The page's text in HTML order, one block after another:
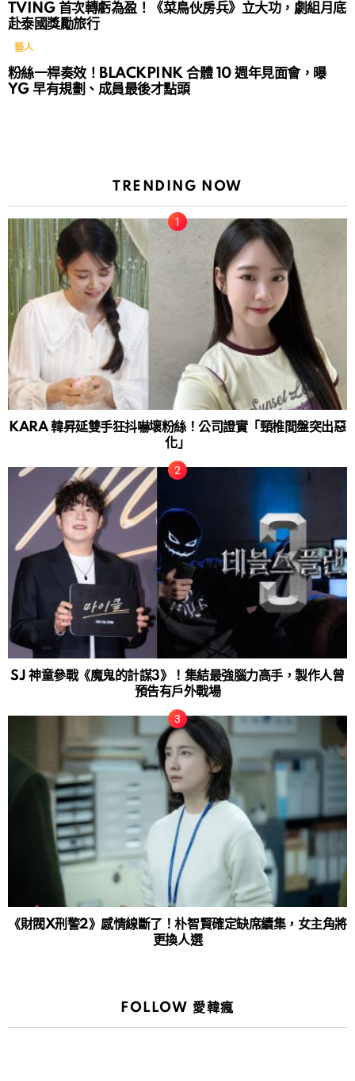
TVING 首次轉虧為盈！《菜鳥伙房兵》立大功，劇組月底
赴泰國獎勵旅行
藝人
粉絲一桿奏效！BLACKPINK 合體 10 週年見面會，曝
YG 早有規劃、成員最後才點頭
TRENDING NOW
KARA 韓昇延雙手狂抖嚇壞粉絲！公司證實「頸椎間盤突出惡
化」
SJ 神童參戰《魔鬼的計謀3》！集結最強腦力高手，製作人曾
預告有戶外戰場
《財閥X刑警2》感情線斷了！朴智賢確定缺席續集，女主角將
更換人選
FOLLOW 愛韓瘋